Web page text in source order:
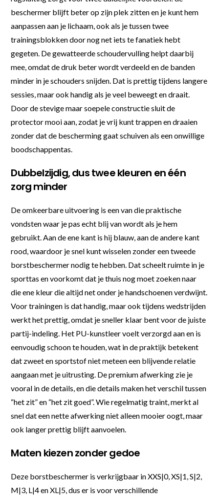
beschermer blijft beter op zijn plek zitten en je kunt hem
aanpassen aan je lichaam, ook als je tussen twee
trainingsblokken door nog net iets te fanatiek hebt
gegeten. De gewatteerde schoudervulling helpt daarbij
mee, omdat de druk beter wordt verdeeld en de banden
minder in je schouders snijden. Dat is prettig tijdens langere
sessies, maar ook handig als je veel beweegt en draait.
Door de stevige maar soepele constructie sluit de
protector mooi aan, zodat je vrij kunt trappen en draaien
zonder dat de bescherming gaat schuiven als een onwillige
boodschappentas.
Dubbelzijdig, dus twee kleuren en één
zorg minder
De omkeerbare uitvoering is een van die praktische
vondsten waar je pas echt blij van wordt als je hem
gebruikt. Aan de ene kant is hij blauw, aan de andere kant
rood, waardoor je snel kunt wisselen zonder een tweede
borstbeschermer nodig te hebben. Dat scheelt ruimte in je
sporttas en voorkomt dat je thuis nog moet zoeken naar
die ene kleur die altijd net onder je handschoenen verdwijnt.
Voor trainingen is dat handig, maar ook tijdens wedstrijden
werkt het prettig, omdat je sneller klaar bent voor de juiste
partij-indeling. Het PU-kunstleer voelt verzorgd aan en is
eenvoudig schoon te houden, wat in de praktijk betekent
dat zweet en sportstof niet meteen een blijvende relatie
aangaan met je uitrusting. De premium afwerking zie je
vooral in de details, en die details maken het verschil tussen
“het zit” en “het zit goed”. Wie regelmatig traint, merkt al
snel dat een nette afwerking niet alleen mooier oogt, maar
ook langer prettig blijft aanvoelen.
Maten kiezen zonder gedoe
Deze borstbeschermer is verkrijgbaar in XXS|0, XS|1, S|2,
M|3, L|4 en XL|5, dus er is voor verschillende